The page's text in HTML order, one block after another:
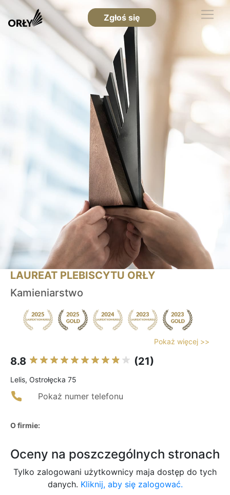
Zgłoś się
LAUREAT PLEBISCYTU ORŁY
Kamieniarstwo
Pokaż więcej >>
8.8 (21)
Lelis, Ostrołęcka 75
Pokaż numer telefonu
O firmie:
Oceny na poszczególnych stronach
Tylko zalogowani użytkownicy maja dostęp do tych
danych. Kliknij, aby się zalogować.